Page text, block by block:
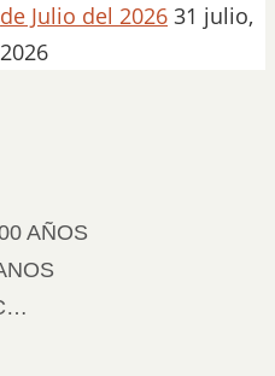
DE
AÑOS
de Julio del 2026 31 julio,
2026